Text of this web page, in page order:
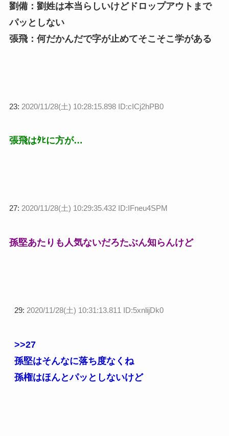
劉備：劉姓は本当らしいけどドロップアウトまで
パッとしない
張飛：何だかんだで字が止めてそこそこ学がある
23: 2020/11/28(土) 10:28:15.898 ID:cICj2hPB0
張飛はﾀﾋに方が…
27: 2020/11/28(土) 10:29:35.432 ID:IFneu4SPM
孫堅あたりも人気ないだろたぶん知らんけど
29: 2020/11/28(土) 10:31:13.811 ID:5xnlijDk0
>>27
孫堅はそんなに落ち度なくね
孫権はほんとパッとしないけど